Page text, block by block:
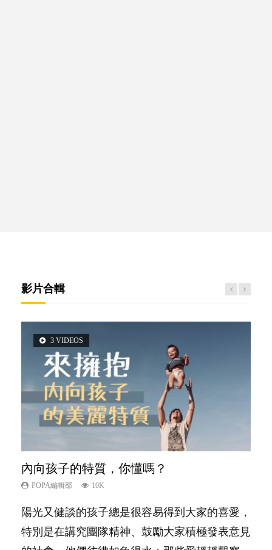
影片合輯
3 VIDEOS
內向孩子的特質，你懂嗎？
POPA編輯部 10K
陽光又健談的孩子總是很容易得到大家的喜愛，
特別是在講究團隊精神、鼓勵大家積極發表意見
2 VIDEOS
想孩子學好外語，點做好？
POPA編輯部 9.9K
有人話學多種語言越早開始越好，有人卻說一時
間太多語言，會令孩子感到混淆，到底誰是誰
5 VIDEOS
夫妻必看！經營婚姻，沒捷徑
POPA編輯部 22.9K
你是不是也曾經以為只要跟相愛的人結婚，就自
然能走到白頭，但生了孩子卻發現事情不如你所
6 VIDEOS
孩子能力天注定？
POPA編輯部 7.9K
很多父母都希望孩子係個「叻仔叻女」，學業別
太差，日常自理井井有條。這樣的孩子是萬中無
6 VIDEOS
愛孩子也別忘了愛自己，父母如何關顧自
己的身心靈？
照顧孩子衣食住行、陪同兒女應對功課測驗，還